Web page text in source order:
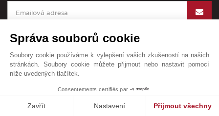
Správa souborů cookie
Soubory cookie používáme k vylepšení vašich zkušeností na našich
stránkách. Soubory cookie můžete přijmout nebo nastavit pomocí
níže uvedených tlačítek.
Consentements certifiés par
Zavřít Nastavení Přijmout všechny